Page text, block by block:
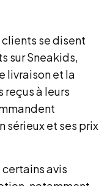
se disent
sur Sneakids,
livraison et la
à leurs
sérieux et ses prix
avis